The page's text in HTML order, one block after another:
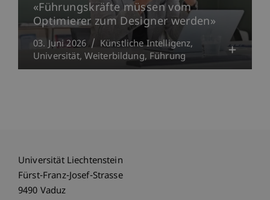
«Führungskräfte müssen vom
Optimierer zum Designer werden»
03. Juni 2026
Künstliche Intelligenz
Universität Weiterbildung Führung
Universität Liechtenstein
Fürst-Franz-Josef-Strasse
9490 Vaduz